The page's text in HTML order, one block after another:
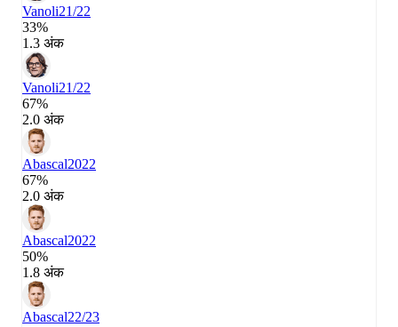
Vanoli21/22
33%
1.3 अंक
Vanoli21/22
67%
2.0 अंक
Abascal2022
67%
2.0 अंक
Abascal2022
50%
1.8 अंक
Abascal22/23